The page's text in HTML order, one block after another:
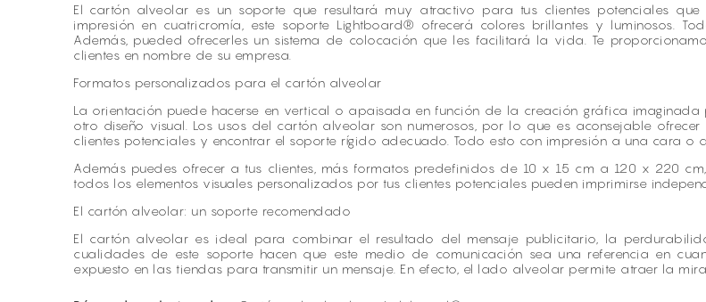
El cartón alveolar es un soporte que resultará muy atractivo para tus clientes potenciales
impresión en cuatricromía, este soporte Lightboard® ofrecerá colores brillantes y luminosos.
Además, pueded ofrecerles un sistema de colocación que les facilitará la vida. Te
clientes en nombre de su empresa.
Formatos personalizados para el cartón alveolar
La orientación puede hacerse en vertical o apaisada en función de la creación gráfica
otro diseño visual. Los usos del cartón alveolar son numerosos, por lo que es aconsejable
clientes potenciales y encontrar el soporte rígido adecuado. Todo esto con impresión a una cara o
Además puedes ofrecer a tus clientes, más formatos predefinidos de 10 x 15 cm a 120 x 220
todos los elementos visuales personalizados por tus clientes potenciales pueden imprimirse
El cartón alveolar: un soporte recomendado
El cartón alveolar es ideal para combinar el resultado del mensaje publicitario, la
cualidades de este soporte hacen que este medio de comunicación sea una referencia en
expuesto en las tiendas para transmitir un mensaje. En efecto, el lado alveolar permite atraer la